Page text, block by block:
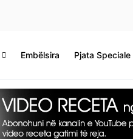
Embëlsira Pjata Speciale